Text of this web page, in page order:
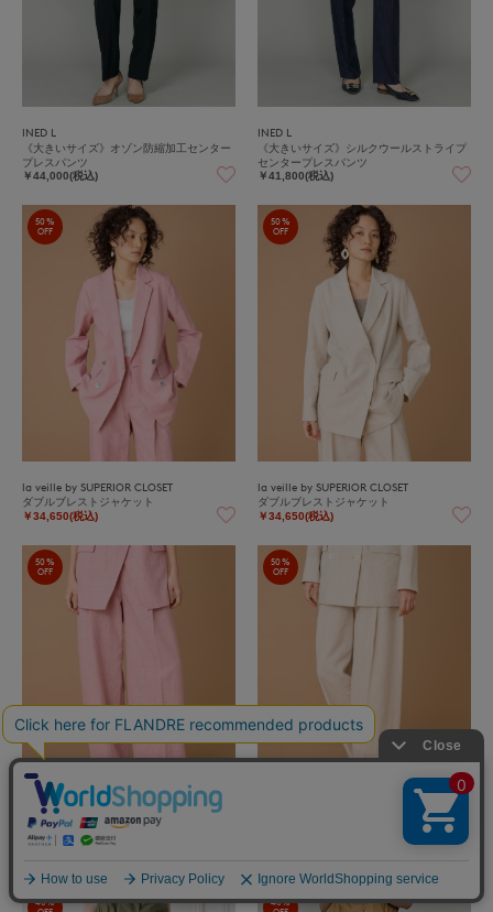
INED L
《大きいサイズ》オゾン防縮加工センター
プレスパンツ
￥44,000(税込)
INED L
《大きいサイズ》シルクウールストライプ
センタープレスパンツ
￥41,800(税込)
50%
OFF
la veille by SUPERIOR CLOSET
ダブルブレストジャケット
￥34,650(税込)
50%
OFF
la veille by SUPERIOR CLOSET
ダブルブレストジャケット
￥34,650(税込)
50%
OFF
la veille by SUPERIOR CLOSET
タックワイドパンツ
50%
OFF
40%
40%